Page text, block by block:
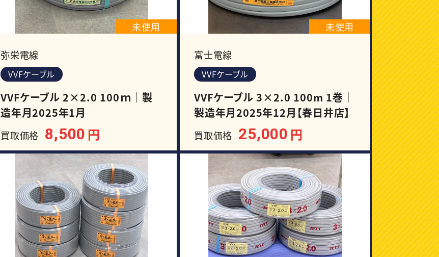
未使用
弥栄電線
VVFケーブル
VVFケーブル 2×2.0 100ｍ｜製
造年月2025年1月
買取価格 8,500 円
未使用
富士電線
VVFケーブル
VVFケーブル 3×2.0 100m 1巻｜
製造年月2025年12月【春日井店】
買取価格 25,000 円